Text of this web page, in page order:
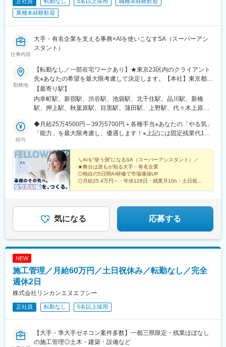
業種未経験歓迎
仕事内容
大手・有名企業を支える事務×AIを使いこなすSA（スーパーアシ
スタント）
勤務地
【転勤なし／一部在宅ワークあり】★東京23区内のクライアント
先※あなたの希望を最大限考慮して決定します。【本社】東京都千
代田区内幸町2-2-3 日比谷国際ビル3F＜本社アクセス＞「内幸町
駅」・「霞ケ関駅」直結
【最寄り駅】
内幸町駅、新宿駅、渋谷駅、池袋駅、北千住駅、品川駅、新橋
駅、押上駅、秋葉原駅、目黒駅、蒲田駅、上野駅、代々木上原
(東京都)、有楽町駅、西日暮里駅(舎人ライナー)、五反田駅、田町
駅(東京都)、中目黒駅、日暮里駅(舎人ライナー)、大崎駅、恵比寿
向原駅、錦糸町駅、二子玉川駅、四ツ谷駅、自由が丘駅、新木場
駅、森下駅(東京都)、九段下駅、三軒茶屋駅、荻窪駅、春日駅(東
京都)、日本橋駅(東京都)、下北沢駅、神田駅(東京都)、虎ノ門駅、
新宿駅(東京メトロ)、東池袋駅、北品川駅、とうきょうスカイツリ
ー駅、末広町駅(東京都)、蓮沼駅、稲荷町駅(東京都)、代々木八幡
田駅(東京都)、代官山駅、日暮里駅、下神明駅、高輪ゲートウェイ
駅、新桜台駅、二子新地駅、麹町駅、奥沢駅、清澄白河駅、西太
給与
◆月給25万4500円～39万5700円＋各種手当※あなたの「やる気」
「能力」を最大限考慮し、優遇します！※上記には固定残業代10
額支給。※スキルや資格の習得に応じ、年2回の給与改定でスピー
ディーに評価します。＼AIを“使う側”になるSA（スーパーアシスタント）／
★舞台は誰もが知る大手・有名企業
◎独自の5日間AI研修で市場価値UP
◎月給25.4万円～・年休128日・残業月10h・土日祝
気になる 応募する
NEW
施工管理／月給60万円／土日祝休み／転勤なし／完全
週休2日
株式会社リンカンエヌエフシー
正社員 転勤なし 5名以上採用
【大手・準大手ゼネコン案件多数】一都三県限定・残業ほぼなし
の施工管理◎土木・建築・設備など